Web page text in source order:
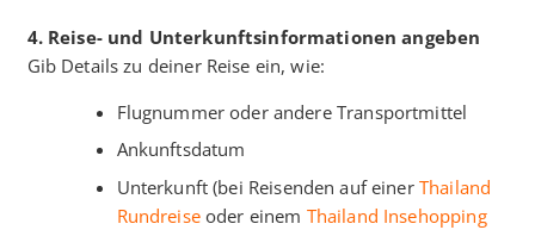
4. Reise- und Unterkunftsinformationen angeben
Gib Details zu deiner Reise ein, wie:
Flugnummer oder andere Transportmittel
Ankunftsdatum
Unterkunft (bei Reisenden auf einer Thailand
Rundreiseoder einem Thailand Insehopping